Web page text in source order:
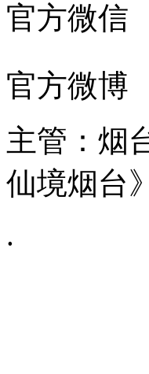
官方微信
官方微博
主管：烟
仙境烟台
.